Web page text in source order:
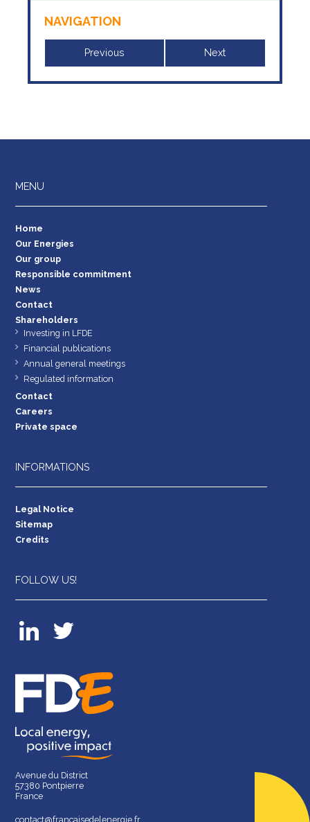
NAVIGATION
Previous Next
MENU
Home
Our Energies
Our group
Responsible commitment
News
Contact
Shareholders
Investing in LFDE
Financial publications
Annual general meetings
Regulated information
Contact
Careers
Private space
INFORMATIONS
Legal Notice
Sitemap
Credits
FOLLOW US!
Avenue du District
57380 Pontpierre
France
contact@francaisedelenergie.fr